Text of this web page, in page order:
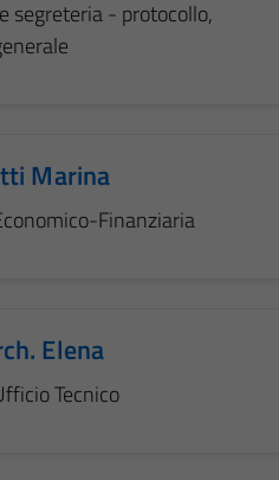
segreteria - protocollo,
Marina
Finanziaria
Elena
Tecnico